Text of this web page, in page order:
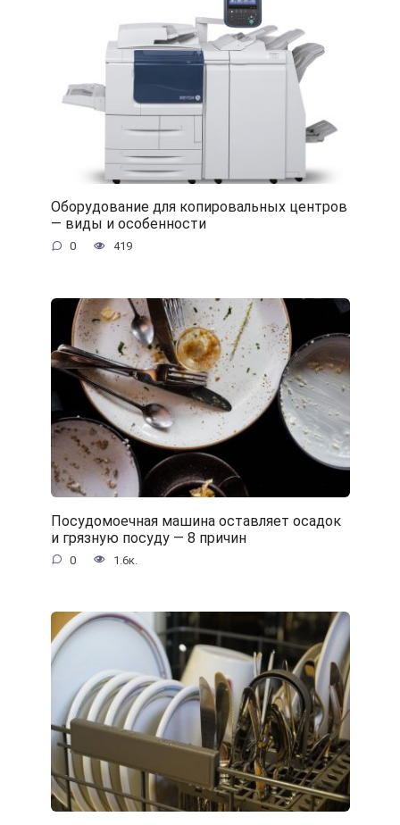
Оборудование для копировальных центров
— виды и особенности
0 419
Посудомоечная машина оставляет осадок
и грязную посуду — 8 причин
0 1.6к.